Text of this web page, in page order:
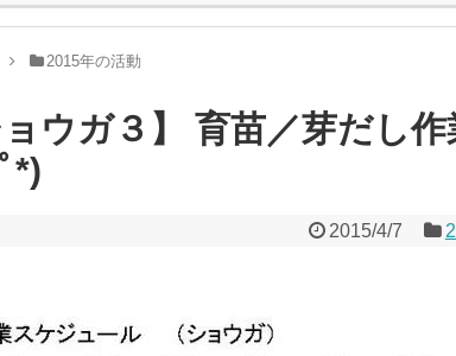
2015年の活動
ョウガ３】 育苗／芽だし
*)
2015/4/7